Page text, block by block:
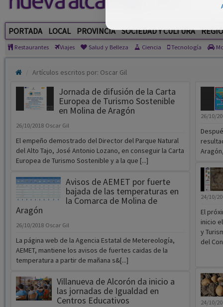
PORTADA LOCAL PROVINCIA SOCIEDAD Y CULTURA
Restaurantes Viajes Salud y Belleza Ciencia Tecnología
Artículos escritos por: Oscar Gil
Jornada de difusión de la Carta
Europea de Turismo Sostenible
en Molina de Aragón
26/10/2018 Oscar Gil
El empeño demostrado del Director del Parque Natural
del Alto Tajo, José Antonio Lozano, en conseguir la Carta
Europea de Turismo Sostenible y a la que [...]
Avisos de AEMET por fuerte
bajada de las temperaturas en
la Comarca de Molina de
Aragón
26/10/2018 Oscar Gil
La página web de la Agencia Estatal de Metereología,
AEMET, mantiene los avisos de fuertes caidas de la
temperatura a partir de mañana s&[...]
Villanueva de Alcorón da inicio a
las jornadas de Igualdad en
Centros Educativos
26/10/
24/10/
El
inicio
y
del
24/10/